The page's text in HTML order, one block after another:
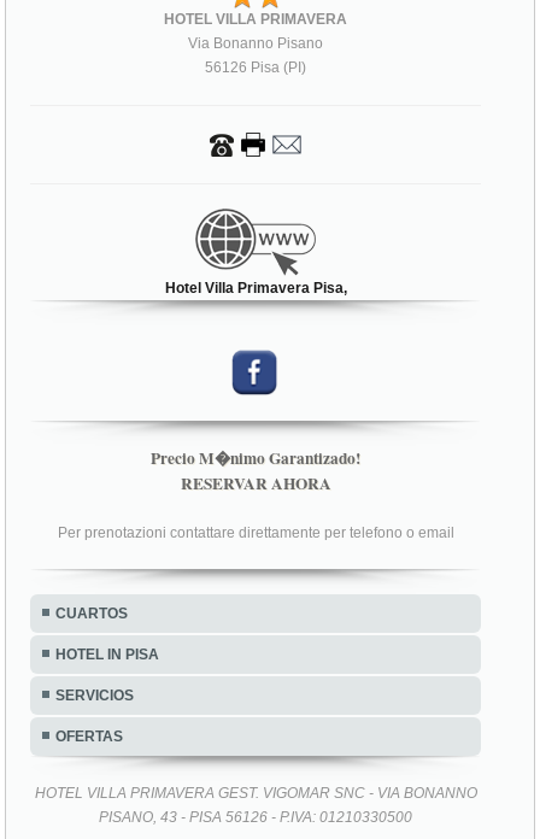
HOTEL VILLA PRIMAVERA
Via Bonanno Pisano
56126 Pisa (PI)
Hotel Villa Primavera Pisa,
Precio M�nimo Garantizado!
RESERVAR AHORA
Per prenotazioni contattare direttamente per telefono o email
CUARTOS
HOTEL IN PISA
SERVICIOS
OFERTAS
HOTEL VILLA PRIMAVERA GEST. VIGOMAR SNC - VIA BONANNO
PISANO, 43 - PISA 56126 - P.IVA: 01210330500